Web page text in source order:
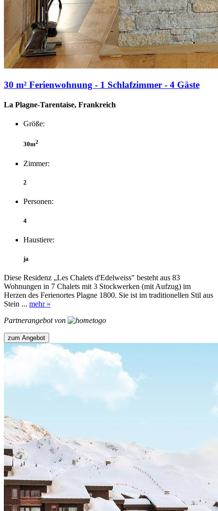
30 m² Ferienwohnung - 1 Schlafzimmer - 4 Gäste
La Plagne-Tarentaise, Frankreich
Größe:
30m2
Zimmer:
2
Personen:
4
Haustiere:
ja
Diese Residenz „Les Chalets d'Edelweiss" besteht aus 83
Wohnungen in 7 Chalets mit 3 Stockwerken (mit Aufzug) im
Herzen des Ferienortes Plagne 1800. Sie ist im traditionellen Stil aus
Stein ... mehr »
Partnerangebot von
zum Angebot